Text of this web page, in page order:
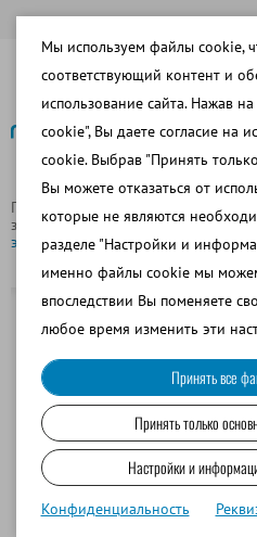
Главная страница Коневодство
забор ооцитов/OPU/TVA
эмбрионов
Назад
Мы используем файлы cookie,
соответствующий контент и
использование сайта. Нажав
cookie", Вы даете согласие на
cookie. Выбрав "Принять
Вы можете отказаться от
которые не являются
разделе "Настройки и
именно файлы cookie мы
впоследствии Вы поменяете
любое время изменить эти
Принять все
Принять только
Настройки и
Конфиденциальность